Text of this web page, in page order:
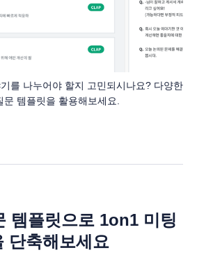
를 나누어야 할지 고민되시나요? 다양한
문 템플릿을 활용해보세요.
템플릿으로 1on1 미팅
단축해보세요